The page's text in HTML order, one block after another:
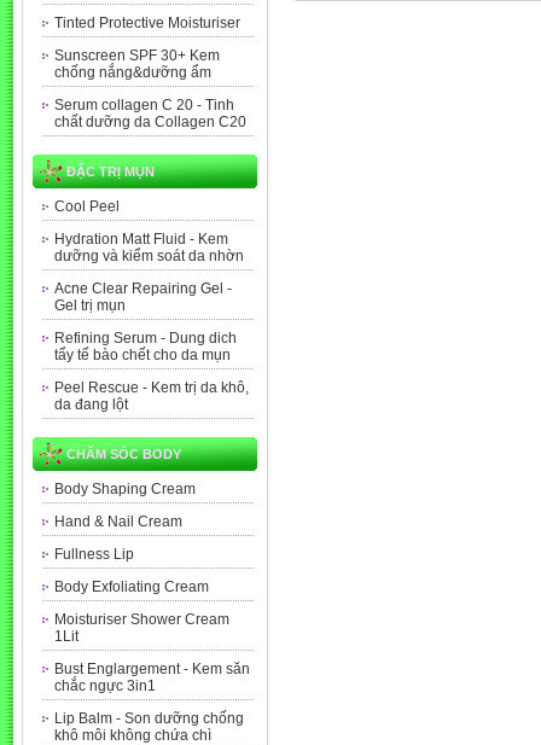
Tinted Protective Moisturiser
Sunscreen SPF 30+ Kem
chống nắng&dưỡng ẩm
Serum collagen C 20 - Tinh
chất dưỡng da Collagen C20
ĐẶC TRỊ MỤN
Cool Peel
Hydration Matt Fluid - Kem
dưỡng và kiểm soát da nhờn
Acne Clear Repairing Gel -
Gel trị mụn
Refining Serum - Dung dich
tẩy tế bào chết cho da mụn
Peel Rescue - Kem trị da khô,
da đang lột
CHĂM SÓC BODY
Body Shaping Cream
Hand & Nail Cream
Fullness Lip
Body Exfoliating Cream
Moisturiser Shower Cream
1Lit
Bust Englargement - Kem săn
chắc ngực 3in1
Lip Balm - Son dưỡng chống
khô môi không chứa chì